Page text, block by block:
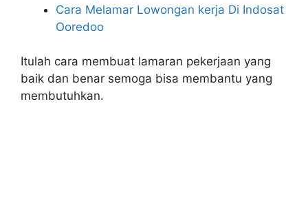
Cara Melamar Lowongan kerja Di Indosat
Ooredoo
Itulah cara membuat lamaran pekerjaan yang
baik dan benar semoga bisa membantu yang
membutuhkan.